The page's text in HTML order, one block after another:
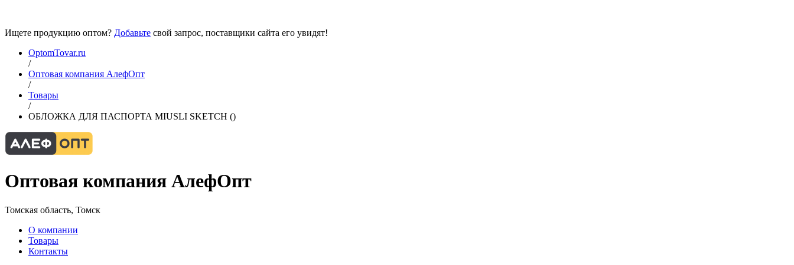
Ищете продукцию оптом? Добавьте свой запрос, поставщики сайта его увидят!
OptomTovar.ru
/
Оптовая компания АлефОпт
/
Товары
/
ОБЛОЖКА ДЛЯ ПАСПОРТА MIUSLI SKETCH ()
Оптовая компания АлефОпт
Томская область, Томск
О компании
Товары
Контакты